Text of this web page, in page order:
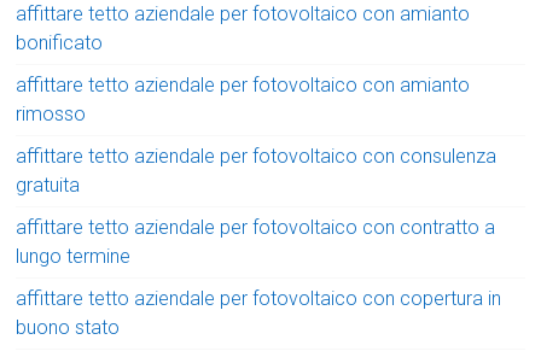
affittare tetto aziendale per fotovoltaico con amianto
bonificato
affittare tetto aziendale per fotovoltaico con amianto
rimosso
affittare tetto aziendale per fotovoltaico con consulenza
gratuita
affittare tetto aziendale per fotovoltaico con contratto a
lungo termine
affittare tetto aziendale per fotovoltaico con copertura in
buono stato